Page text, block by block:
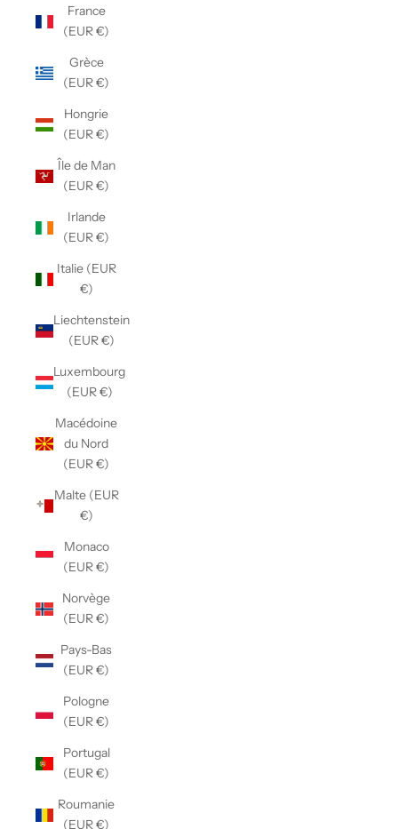
France
(EUR €)
Grèce
(EUR €)
Hongrie
(EUR €)
Île de Man
(EUR €)
Irlande
(EUR €)
Italie (EUR
€)
Liechtenstein
(EUR €)
Luxembourg
(EUR €)
Macédoine
du Nord
(EUR €)
Malte (EUR
€)
Monaco
(EUR €)
Norvège
(EUR €)
Pays-Bas
(EUR €)
Pologne
(EUR €)
Portugal
(EUR €)
Roumanie
(EUR €)